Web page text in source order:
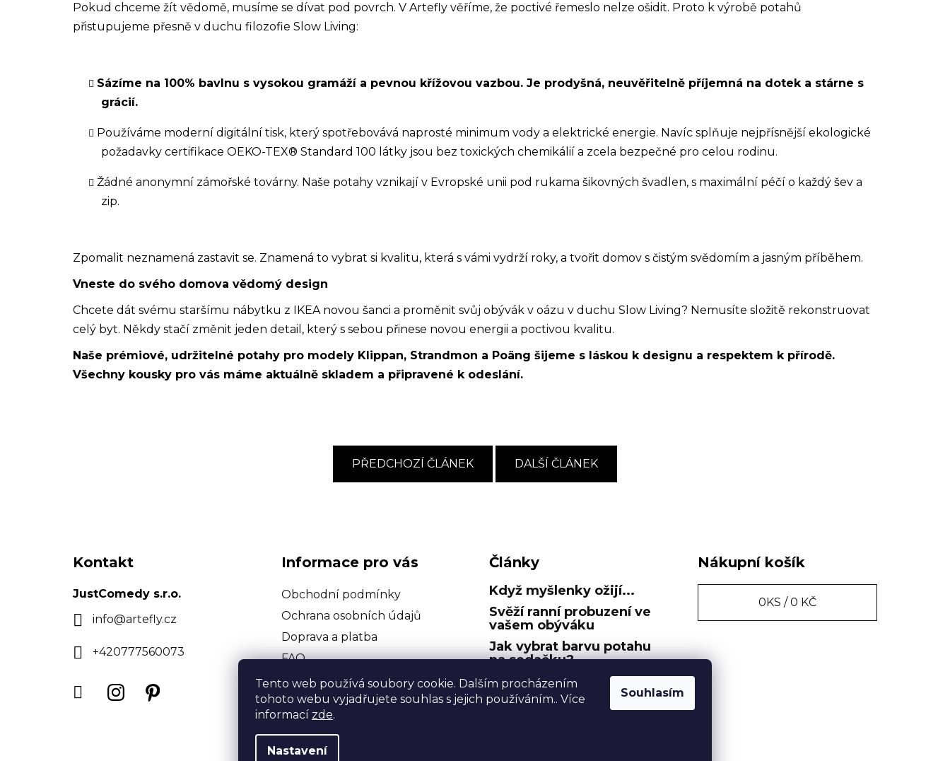
Tento web používá soubory cookie. Dalším procházením
tohoto webu vyjadřujete souhlas s jejich používáním.. Více
informací zde.
Nastavení
Souhlasím
Pokud chceme žít vědomě, musíme se dívat pod povrch. V Artefly věříme, že poctivé řemeslo nelze ošidit. Proto k výrobě potahů
přistupujeme přesně v duchu filozofie Slow Living:
Sázíme na 100% bavlnu s vysokou gramáží a pevnou křížovou vazbou. Je prodyšná, neuvěřitelně příjemná na dotek a stárne s
grácií.
Používáme moderní digitální tisk, který spotřebovává naprosté minimum vody a elektrické energie. Navíc splňuje nejpřísnější ekologické
požadavky certifikace OEKO-TEX® Standard 100 látky jsou bez toxických chemikálií a zcela bezpečné pro celou rodinu.
Žádné anonymní zámořské továrny. Naše potahy vznikají v Evropské unii pod rukama šikovných švadlen, s maximální péčí o každý šev a
zip.
Zpomalit neznamená zastavit se. Znamená to vybrat si kvalitu, která s vámi vydrží roky, a tvořit domov s čistým svědomím a jasným příběhem.
Vneste do svého domova vědomý design
Chcete dát svému staršímu nábytku z IKEA novou šanci a proměnit svůj obývák v oázu v duchu Slow Living? Nemusíte složitě rekonstruovat
celý byt. Někdy stačí změnit jeden detail, který s sebou přinese novou energii a poctivou kvalitu.
Naše prémiové, udržitelné potahy pro modely Klippan, Strandmon a Poäng šijeme s láskou k designu a respektem k přírodě.
Všechny kousky pro vás máme aktuálně skladem a připravené k odeslání.
PŘEDCHOZÍ ČLÁNEK DALŠÍ ČLÁNEK
Kontakt
JustComedy s.r.o.
info@artefly.cz
+420777560073
Informace pro vás
Obchodní podmínky
Ochrana osobních údajů
Doprava a platba
FAQ
Články
Když myšlenky ožijí...
Svěží ranní probuzení ve
vašem obýváku
Jak vybrat barvu potahu
na sedačku?
Omrzel vás vzhled
obýváku? Tipy na rychlou
proměnu!
Nákupní košík
0 KS /0 KČ